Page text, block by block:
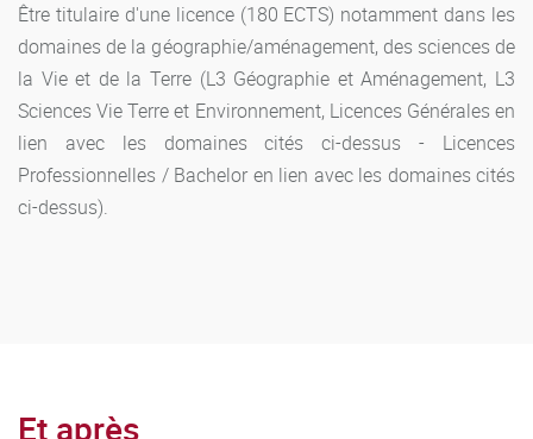
Mobiliser les modèles théoriques et méthodologiques
propres à la discipline, statistiques, bibliographiques et
cartographiques ainsi que les outils d’analyse
d’informations à références spatiales (SIG).
Se servir aisément de la notion d’échelle.
Réaliser la collecte raisonnée de données de terrain en
Être titulaire d'une licence (180 ECTS) notamment dans les
domaines de la géographie/aménagement, des sciences de
la Vie et de la Terre (L3 Géographie et Aménagement, L3
Sciences Vie Terre et Environnement, Licences Générales en
lien avec les domaines cités ci-dessus - Licences
Professionnelles / Bachelor en lien avec les domaines cités
ci-dessus).
Et après